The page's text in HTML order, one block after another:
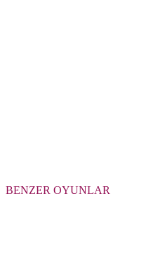
BENZER OYUNLAR